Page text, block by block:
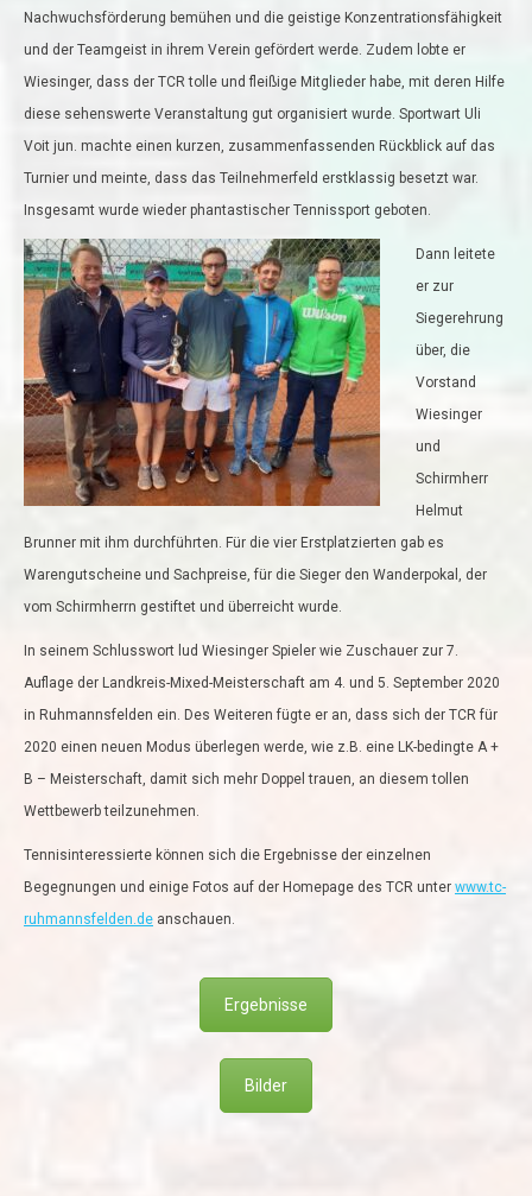
Nachwuchsförderung bemühen und die geistige Konzentrationsfähigkeit
und der Teamgeist in ihrem Verein gefördert werde. Zudem lobte er
Wiesinger, dass der TCR tolle und fleißige Mitglieder habe, mit deren Hilfe
diese sehenswerte Veranstaltung gut organisiert wurde. Sportwart Uli
Voit jun. machte einen kurzen, zusammenfassenden Rückblick auf das
Turnier und meinte, dass das Teilnehmerfeld erstklassig besetzt war.
Insgesamt wurde wieder phantastischer Tennissport geboten.
Dann leitete
er zur
Siegerehrung
über, die
Vorstand
Wiesinger
und
Schirmherr
Helmut
Brunner mit ihm durchführten. Für die vier Erstplatzierten gab es
Warengutscheine und Sachpreise, für die Sieger den Wanderpokal, der
vom Schirmherrn gestiftet und überreicht wurde.
In seinem Schlusswort lud Wiesinger Spieler wie Zuschauer zur 7.
Auflage der Landkreis-Mixed-Meisterschaft am 4. und 5. September 2020
in Ruhmannsfelden ein. Des Weiteren fügte er an, dass sich der TCR für
2020 einen neuen Modus überlegen werde, wie z.B. eine LK-bedingte A +
B – Meisterschaft, damit sich mehr Doppel trauen, an diesem tollen
Wettbewerb teilzunehmen.
Tennisinteressierte können sich die Ergebnisse der einzelnen
Begegnungen und einige Fotos auf der Homepage des TCR unter www.tc-
ruhmannsfelden.de anschauen.
Ergebnisse
Bilder